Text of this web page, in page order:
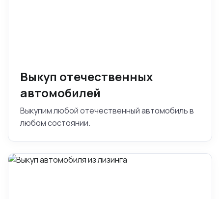
Выкуп отечественных
автомобилей
Выкупим любой отечественный автомобиль в
любом состоянии.